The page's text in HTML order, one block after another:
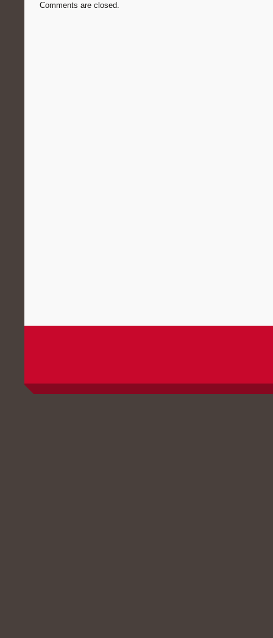
Comments are closed.